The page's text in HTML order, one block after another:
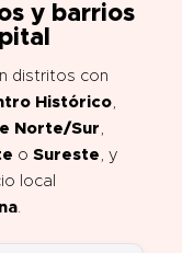
y barrios
distritos con
Histórico,
Norte/Sur ,
o Sureste , y
local
.